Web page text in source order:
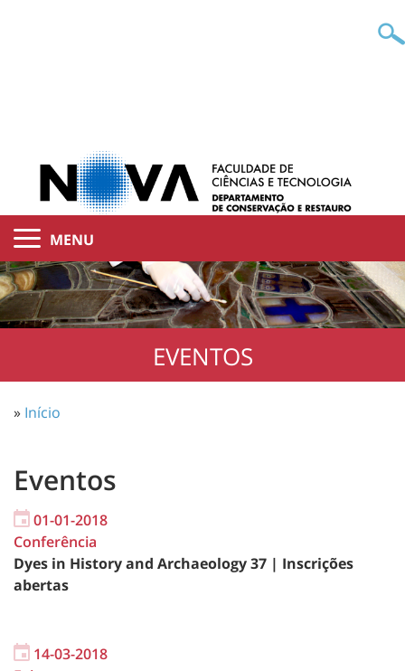
MENU
EVENTOS
» Início
Eventos
01-01-2018
Conferência
Dyes in History and Archaeology 37 | Inscrições
abertas
14-03-2018